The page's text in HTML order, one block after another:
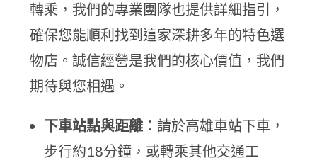
轉乘，我們的專業團隊也提供詳細指引，
確保您能順利找到這家深耕多年的特色選
物店。誠信經營是我們的核心價值，我們
期待與您相遇。
下車站點與距離 ：請於高雄車站下車，
步行約18分鐘，或轉乘其他交通工